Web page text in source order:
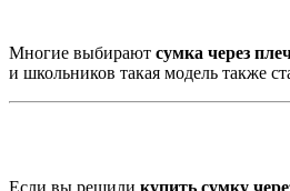
Многие выбирают сумка через
и школьников такая модель также
Если вы решили купить сумку